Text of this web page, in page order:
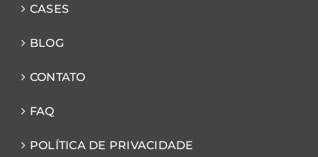
CASES
BLOG
CONTATO
FAQ
POLÍTICA DE PRIVACIDADE